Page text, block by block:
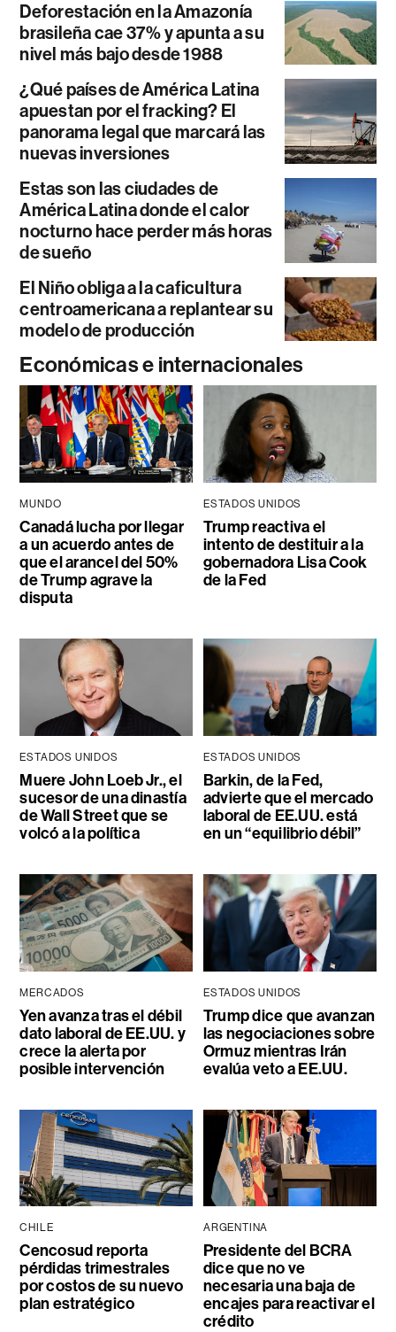
Deforestación en la Amazonía
brasileña cae 37% y apunta a su
nivel más bajo desde 1988
¿Qué países de América Latina
apuestan por el fracking? El
panorama legal que marcará las
nuevas inversiones
Estas son las ciudades de
América Latina donde el calor
nocturno hace perder más horas
de sueño
El Niño obliga a la caficultura
centroamericana a replantear su
modelo de producción
Económicas e internacionales
MUNDO
Canadá lucha por llegar
a un acuerdo antes de
que el arancel del 50%
de Trump agrave la
disputa
ESTADOS UNIDOS
Trump reactiva el
intento de destituir a la
gobernadora Lisa Cook
de la Fed
ESTADOS UNIDOS
Muere John Loeb Jr., el
sucesor de una dinastía
de Wall Street que se
volcó a la política
ESTADOS UNIDOS
Barkin, de la Fed,
advierte que el mercado
laboral de EE.UU. está
en un “equilibrio débil”
MERCADOS
Yen avanza tras el débil
dato laboral de EE.UU. y
crece la alerta por
posible intervención
ESTADOS UNIDOS
Trump dice que avanzan
las negociaciones sobre
Ormuz mientras Irán
evalúa veto a EE.UU.
CHILE
Cencosud reporta
pérdidas trimestrales
por costos de su nuevo
plan estratégico
ARGENTINA
Presidente del BCRA
dice que no ve
necesaria una baja de
encajes para reactivar el
crédito